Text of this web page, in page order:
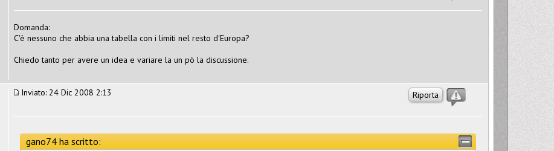
Domanda:
C'è nessuno che abbia una tabella con i limiti nel resto d'Europa?
Chiedo tanto per avere un idea e variare la un pò la discussione.
Riporta
Inviato: 24 Dic 2008 2:13
gano74 ha scritto: